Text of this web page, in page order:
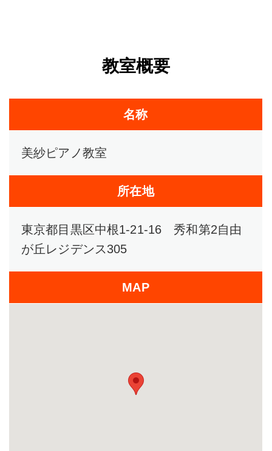
教室概要
名称
美紗ピアノ教室
所在地
東京都目黒区中根1-21-16 秀和第2自由
が丘レジデンス305
MAP